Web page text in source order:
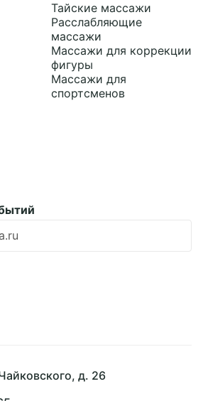
Тайские массажи
Расслабляющие
массажи
Массажи для коррекции
фигуры
Массажи для
спортсменов
д. 26